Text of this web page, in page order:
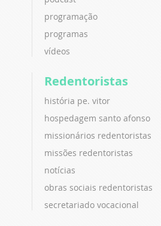
programação
programas
vídeos
Redentoristas
história pe. vitor
hospedagem santo afonso
missionários redentoristas
missões redentoristas
notícias
obras sociais redentoristas
secretariado vocacional